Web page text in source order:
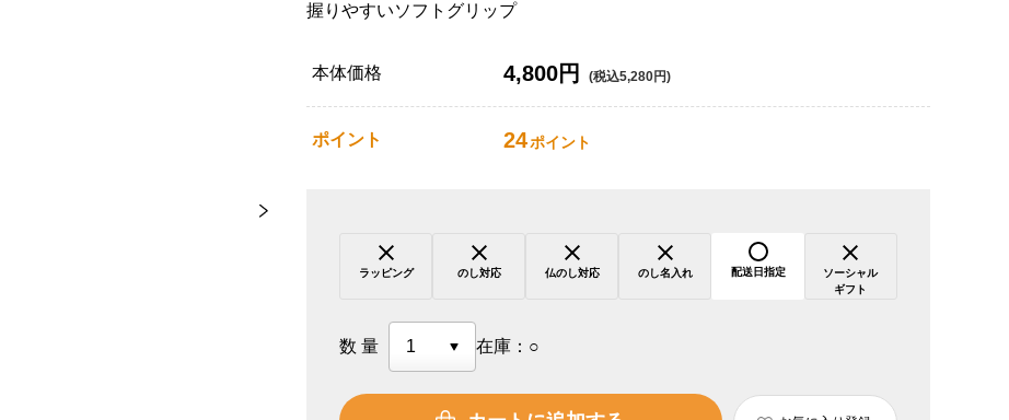
握りやすいソフトグリップ
本体価格 4,800円 (税込5,280円)
ポイント 24ポイント
ラッピング のし対応 仏のし対応 のし名入れ 配送日指定
ソーシャル
ギフト
数量 在庫： ○